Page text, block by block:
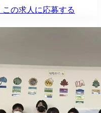
この求人に応募する